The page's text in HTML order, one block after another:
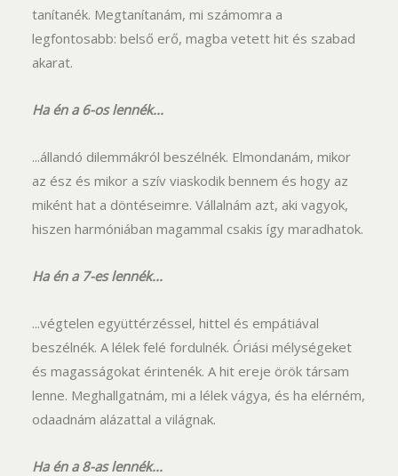
tanítanék. Megtanítanám, mi számomra a
legfontosabb: belső erő, magba vetett hit és szabad
akarat.
Ha én a 6-os lennék...
...állandó dilemmákról beszélnék. Elmondanám, mikor
az ész és mikor a szív viaskodik bennem és hogy az
miként hat a döntéseimre. Vállalnám azt, aki vagyok,
hiszen harmóniában magammal csakis így maradhatok.
Ha én a 7-es lennék...
...végtelen együttérzéssel, hittel és empátiával
beszélnék. A lélek felé fordulnék. Óriási mélységeket
és magasságokat érintenék. A hit ereje örök társam
lenne. Meghallgatnám, mi a lélek vágya, és ha elérném,
odaadnám alázattal a világnak.
Ha én a 8-as lennék...